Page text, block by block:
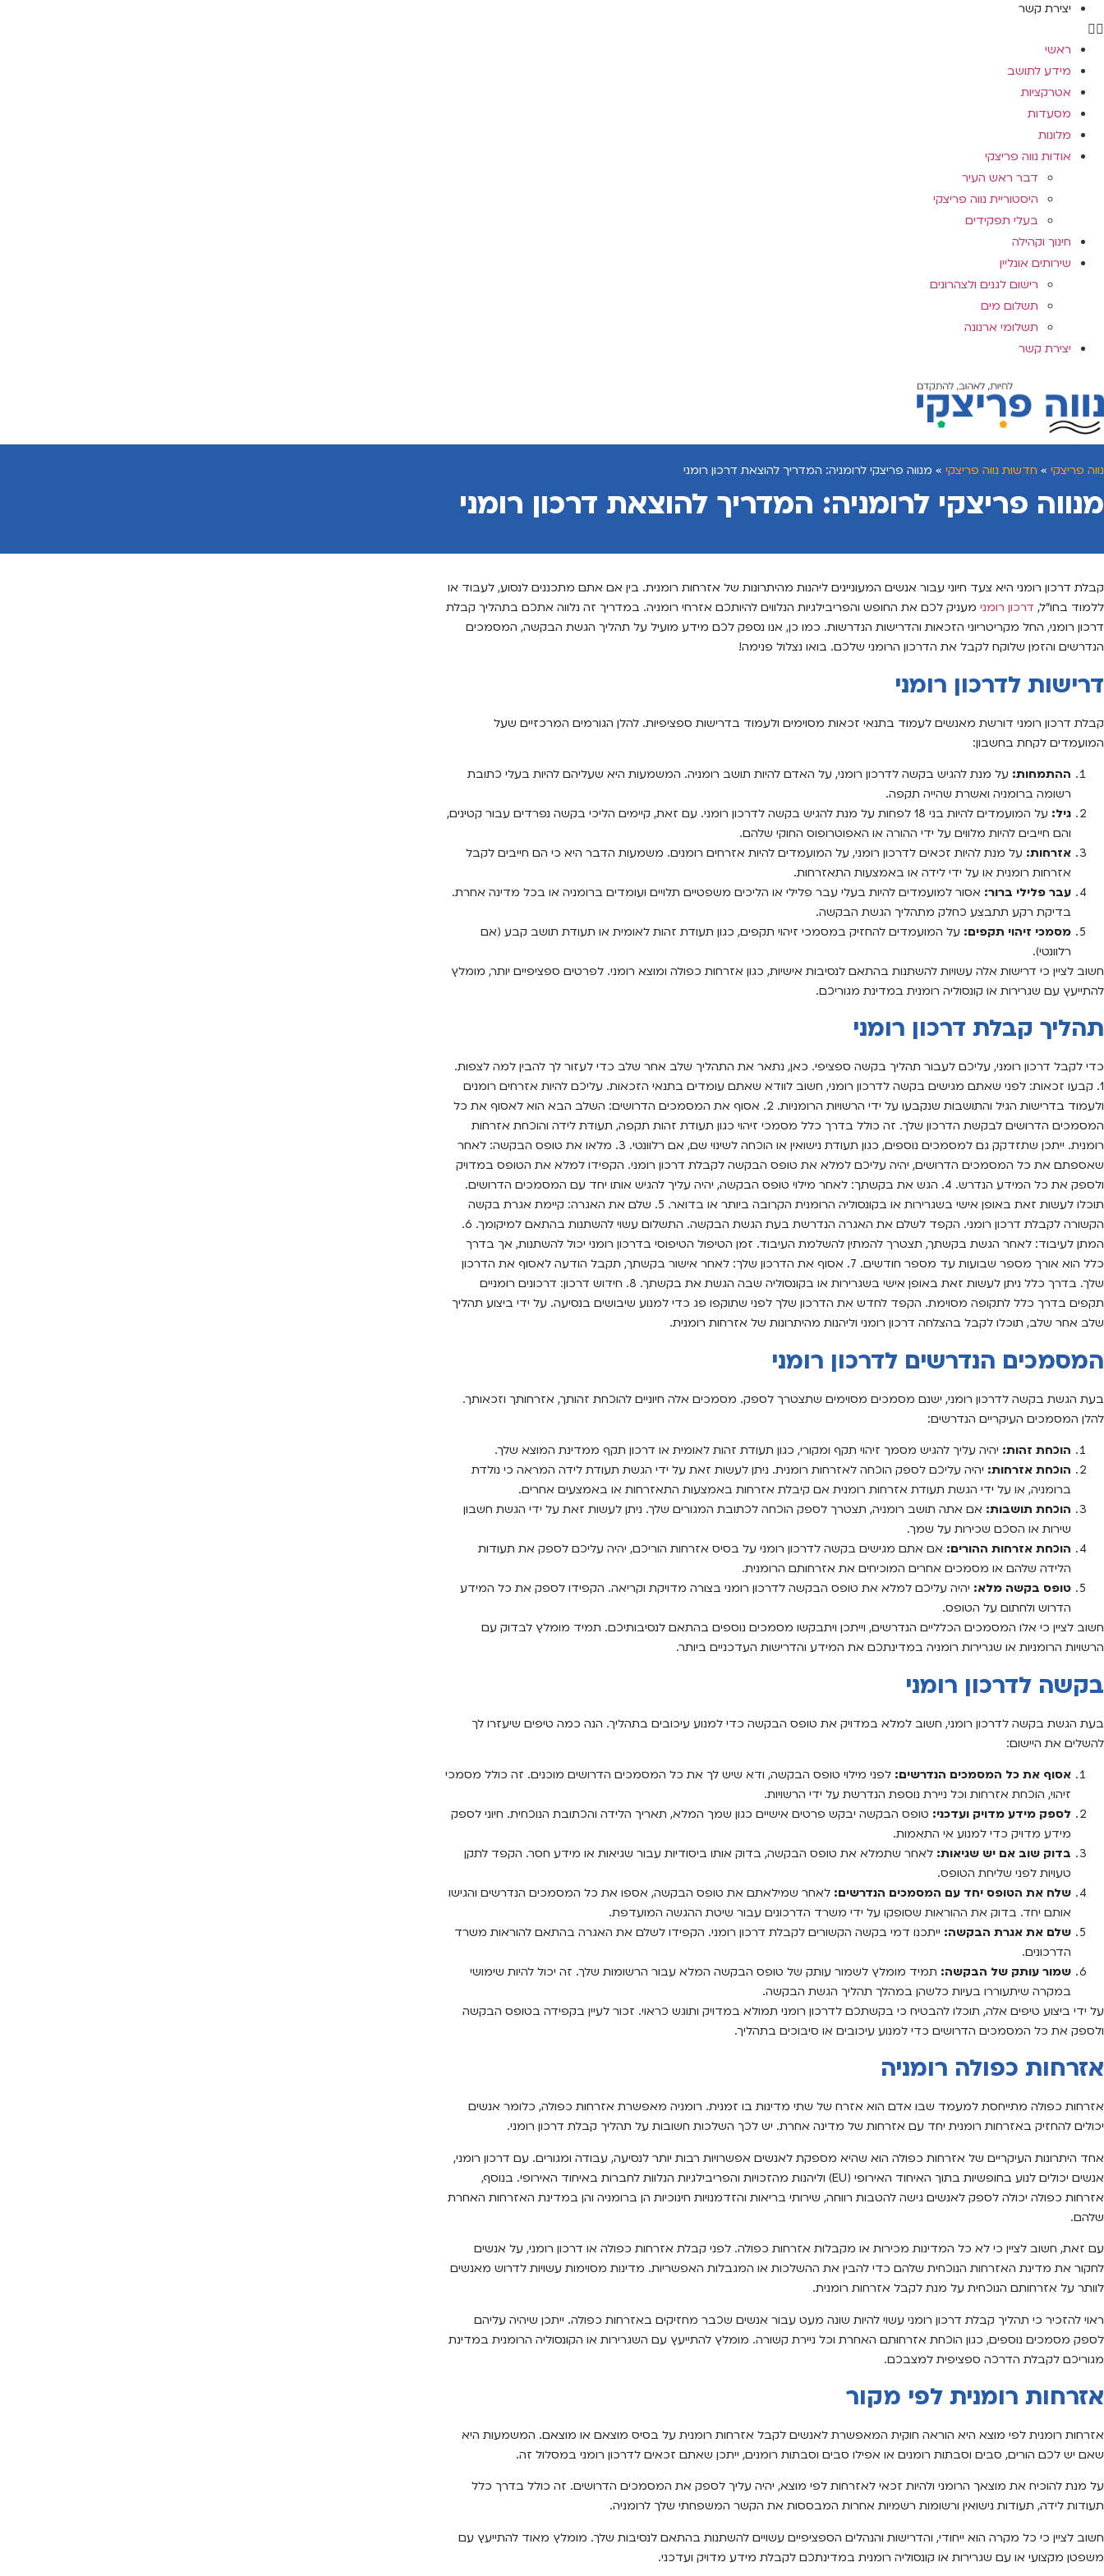
יצירת קשר
ראשי
מידע לתושב
אטרקציות
מסעדות
מלונות
אודות נווה פריצקי
דבר ראש העיר
היסטוריית נווה פריצקי
בעלי תפקידים
חינוך וקהילה
שירותים אונליין
רישום לגנים ולצהרונים
תשלום מים
תשלומי ארנונה
יצירת קשר
נווה פריצקי » חדשות נווה פריצקי » מנווה פריצקי לרומניה: המדריך להוצאת דרכון רומני
מנווה פריצקי לרומניה: המדריך להוצאת דרכון רומני
קבלת דרכון רומני היא צעד חיוני עבור אנשים המעוניינים ליהנות מהיתרונות של אזרחות רומנית. בין אם אתם מתכננים לנסוע, לעבוד או
ללמוד בחו”ל, דרכון רומני מעניק לכם את החופש והפריבילגיות הנלווים להיותכם אזרחי רומניה. במדריך זה נלווה אתכם בתהליך קבלת
דרכון רומני, החל מקריטריוני הזכאות והדרישות הנדרשות. כמו כן, אנו נספק לכם מידע מועיל על תהליך הגשת הבקשה, המסמכים
הנדרשים והזמן שלוקח לקבל את הדרכון הרומני שלכם. בואו נצלול פנימה!
דרישות לדרכון רומני
קבלת דרכון רומני דורשת מאנשים לעמוד בתנאי זכאות מסוימים ולעמוד בדרישות ספציפיות. להלן הגורמים המרכזיים שעל
המועמדים לקחת בחשבון:
ההתמחות: על מנת להגיש בקשה לדרכון רומני, על האדם להיות תושב רומניה. המשמעות היא שעליהם להיות בעלי כתובת
רשומה ברומניה ואשרת שהייה תקפה.
גיל:
על המועמדים להיות בני 18 לפחות על מנת להגיש בקשה לדרכון רומני. עם זאת, קיימים הליכי בקשה נפרדים עבור קטינים,
והם חייבים להיות מלווים על ידי ההורה או האפוטרופוס החוקי שלהם.
אזרחות: על מנת להיות זכאים לדרכון רומני, על המועמדים להיות אזרחים רומנים. משמעות הדבר היא כי הם חייבים לקבל
אזרחות רומנית או על ידי לידה או באמצעות התאזרחות.
עבר פלילי ברור: אסור למועמדים להיות בעלי עבר פלילי או הליכים משפטיים תלויים ועומדים ברומניה או בכל מדינה אחרת.
בדיקת רקע תתבצע כחלק מתהליך הגשת הבקשה.
מסמכי זיהוי תקפים: על המועמדים להחזיק במסמכי זיהוי תקפים, כגון תעודת זהות לאומית או תעודת תושב קבע (אם
רלוונטי).
חשוב לציין כי דרישות אלה עשויות להשתנות בהתאם לנסיבות אישיות, כגון אזרחות כפולה ומוצא רומני. לפרטים ספציפיים יותר, מומלץ
להתייעץ עם שגרירות או קונסוליה רומנית במדינת מגוריכם.
תהליך קבלת דרכון רומני
כדי לקבל דרכון רומני, עליכם לעבור תהליך בקשה ספציפי. כאן, נתאר את התהליך שלב אחר שלב כדי לעזור לך להבין למה לצפות.
1. קבעו זכאות: לפני שאתם מגישים בקשה לדרכון רומני, חשוב לוודא שאתם עומדים בתנאי הזכאות. עליכם להיות אזרחים רומנים
ולעמוד בדרישות הגיל והתושבות שנקבעו על ידי הרשויות הרומניות. 2. אסוף את המסמכים הדרושים: השלב הבא הוא לאסוף את כל
המסמכים הדרושים לבקשת הדרכון שלך. זה כולל בדרך כלל מסמכי זיהוי כגון תעודת זהות תקפה, תעודת לידה והוכחת אזרחות
רומנית. ייתכן שתזדקק גם למסמכים נוספים, כגון תעודת נישואין או הוכחה לשינוי שם, אם רלוונטי. 3. מלאו את טופס הבקשה: לאחר
שאספתם את כל המסמכים הדרושים, יהיה עליכם למלא את טופס הבקשה לקבלת דרכון רומני. הקפידו למלא את הטופס במדויק
ולספק את כל המידע הנדרש. 4. הגש את בקשתך: לאחר מילוי טופס הבקשה, יהיה עליך להגיש אותו יחד עם המסמכים הדרושים.
תוכלו לעשות זאת באופן אישי בשגרירות או בקונסוליה הרומנית הקרובה ביותר או בדואר. 5. שלם את האגרה: קיימת אגרת בקשה
הקשורה לקבלת דרכון רומני. הקפד לשלם את האגרה הנדרשת בעת הגשת הבקשה. התשלום עשוי להשתנות בהתאם למיקומך. 6.
המתן לעיבוד: לאחר הגשת בקשתך, תצטרך להמתין להשלמת העיבוד. זמן הטיפול הטיפוסי בדרכון רומני יכול להשתנות, אך בדרך
כלל הוא אורך מספר שבועות עד מספר חודשים. 7. אסוף את הדרכון שלך: לאחר אישור בקשתך, תקבל הודעה לאסוף את הדרכון
שלך. בדרך כלל ניתן לעשות זאת באופן אישי בשגרירות או בקונסוליה שבה הגשת את בקשתך. 8. חידוש דרכון: דרכונים רומניים
תקפים בדרך כלל לתקופה מסוימת. הקפד לחדש את הדרכון שלך לפני שתוקפו פג כדי למנוע שיבושים בנסיעה. על ידי ביצוע תהליך
שלב אחר שלב, תוכלו לקבל בהצלחה דרכון רומני וליהנות מהיתרונות של אזרחות רומנית.
המסמכים הנדרשים לדרכון רומני
בעת הגשת בקשה לדרכון רומני, ישנם מסמכים מסוימים שתצטרך לספק. מסמכים אלה חיוניים להוכחת זהותך, אזרחותך וזכאותך.
להלן המסמכים העיקריים הנדרשים:
הוכחת זהות: יהיה עליך להגיש מסמך זיהוי תקף ומקורי, כגון תעודת זהות לאומית או דרכון תקף ממדינת המוצא שלך.
הוכחת אזרחות: יהיה עליכם לספק הוכחה לאזרחות רומנית. ניתן לעשות זאת על ידי הגשת תעודת לידה המראה כי נולדת
ברומניה, או על ידי הגשת תעודת אזרחות רומנית אם קיבלת אזרחות באמצעות התאזרחות או באמצעים אחרים.
הוכחת תושבות: אם אתה תושב רומניה, תצטרך לספק הוכחה לכתובת המגורים שלך. ניתן לעשות זאת על ידי הגשת חשבון
שירות או הסכם שכירות על שמך.
הוכחת אזרחות ההורים: אם אתם מגישים בקשה לדרכון רומני על בסיס אזרחות הוריכם, יהיה עליכם לספק את תעודות
הלידה שלהם או מסמכים אחרים המוכיחים את אזרחותם הרומנית.
טופס בקשה מלא: יהיה עליכם למלא את טופס הבקשה לדרכון רומני בצורה מדויקת וקריאה. הקפידו לספק את כל המידע
הדרוש ולחתום על הטופס.
חשוב לציין כי אלו המסמכים הכלליים הנדרשים, וייתכן ויתבקשו מסמכים נוספים בהתאם לנסיבותיכם. תמיד מומלץ לבדוק עם
הרשויות הרומניות או שגרירות רומניה במדינתכם את המידע והדרישות העדכניים ביותר.
בקשה לדרכון רומני
בעת הגשת בקשה לדרכון רומני, חשוב למלא במדויק את טופס הבקשה כדי למנוע עיכובים בתהליך. הנה כמה טיפים שיעזרו לך
להשלים את היישום:
אסוף את כל המסמכים הנדרשים: לפני מילוי טופס הבקשה, ודא שיש לך את כל המסמכים הדרושים מוכנים. זה כולל מסמכי
זיהוי, הוכחת אזרחות וכל ניירת נוספת הנדרשת על ידי הרשויות.
לספק מידע מדויק ועדכני: טופס הבקשה יבקש פרטים אישיים כגון שמך המלא, תאריך הלידה והכתובת הנוכחית. חיוני לספק
מידע מדויק כדי למנוע אי התאמות.
בדוק שוב אם יש שגיאות: לאחר שתמלא את טופס הבקשה, בדוק אותו ביסודיות עבור שגיאות או מידע חסר. הקפד לתקן
טעויות לפני שליחת הטופס.
שלח את הטופס יחד עם המסמכים הנדרשים: לאחר שמילאתם את טופס הבקשה, אספו את כל המסמכים הנדרשים והגישו
אותם יחד. בדוק את ההוראות שסופקו על ידי משרד הדרכונים עבור שיטת ההגשה המועדפת.
שלם את אגרת הבקשה: ייתכנו דמי בקשה הקשורים לקבלת דרכון רומני. הקפידו לשלם את האגרה בהתאם להוראות משרד
הדרכונים.
שמור עותק של הבקשה: תמיד מומלץ לשמור עותק של טופס הבקשה המלא עבור הרשומות שלך. זה יכול להיות שימושי
במקרה שיתעוררו בעיות כלשהן במהלך תהליך הגשת הבקשה.
על ידי ביצוע טיפים אלה, תוכלו להבטיח כי בקשתכם לדרכון רומני תמולא במדויק ותוגש כראוי. זכור לעיין בקפידה בטופס הבקשה
ולספק את כל המסמכים הדרושים כדי למנוע עיכובים או סיבוכים בתהליך.
אזרחות כפולה רומניה
אזרחות כפולה מתייחסת למעמד שבו אדם הוא אזרח של שתי מדינות בו זמנית. רומניה מאפשרת אזרחות כפולה, כלומר אנשים
יכולים להחזיק באזרחות רומנית יחד עם אזרחות של מדינה אחרת. יש לכך השלכות חשובות על תהליך קבלת דרכון רומני.
אחד היתרונות העיקריים של אזרחות כפולה הוא שהיא מספקת לאנשים אפשרויות רבות יותר לנסיעה, עבודה ומגורים. עם דרכון רומני,
אנשים יכולים לנוע בחופשיות בתוך האיחוד האירופי (EU) וליהנות מהזכויות והפריבילגיות הנלוות לחברות באיחוד האירופי. בנוסף,
אזרחות כפולה יכולה לספק לאנשים גישה להטבות רווחה, שירותי בריאות והזדמנויות חינוכיות הן ברומניה והן במדינת האזרחות האחרת
שלהם.
עם זאת, חשוב לציין כי לא כל המדינות מכירות או מקבלות אזרחות כפולה. לפני קבלת אזרחות כפולה או דרכון רומני, על אנשים
לחקור את מדינת האזרחות הנוכחית שלהם כדי להבין את ההשלכות או המגבלות האפשריות. מדינות מסוימות עשויות לדרוש מאנשים
לוותר על אזרחותם הנוכחית על מנת לקבל אזרחות רומנית.
ראוי להזכיר כי תהליך קבלת דרכון רומני עשוי להיות שונה מעט עבור אנשים שכבר מחזיקים באזרחות כפולה. ייתכן שיהיה עליהם
לספק מסמכים נוספים, כגון הוכחת אזרחותם האחרת וכל ניירת קשורה. מומלץ להתייעץ עם השגרירות או הקונסוליה הרומנית במדינת
מגוריכם לקבלת הדרכה ספציפית למצבכם.
אזרחות רומנית לפי מקור
אזרחות רומנית לפי מוצא היא הוראה חוקית המאפשרת לאנשים לקבל אזרחות רומנית על בסיס מוצאם או מוצאם. המשמעות היא
שאם יש לכם הורים, סבים וסבתות רומנים או אפילו סבים וסבתות רומנים, ייתכן שאתם זכאים לדרכון רומני במסלול זה.
על מנת להוכיח את מוצאך הרומני ולהיות זכאי לאזרחות לפי מוצא, יהיה עליך לספק את המסמכים הדרושים. זה כולל בדרך כלל
תעודות לידה, תעודות נישואין ורשומות רשמיות אחרות המבססות את הקשר המשפחתי שלך לרומניה.
חשוב לציין כי כל מקרה הוא ייחודי, והדרישות והנהלים הספציפיים עשויים להשתנות בהתאם לנסיבות שלך. מומלץ מאוד להתייעץ עם
משפטן מקצועי או עם שגרירות או קונסוליה רומנית במדינתכם לקבלת מידע מדויק ועדכני.